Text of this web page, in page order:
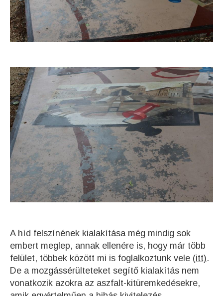
A híd felszínének kialakítása még mindig sok
embert meglep, annak ellenére is, hogy már több
felület, többek között mi is foglalkoztunk vele (itt).
De a mozgássérülteteket segítő kialakítás nem
vonatkozik azokra az aszfalt-kitüremkedésekre,